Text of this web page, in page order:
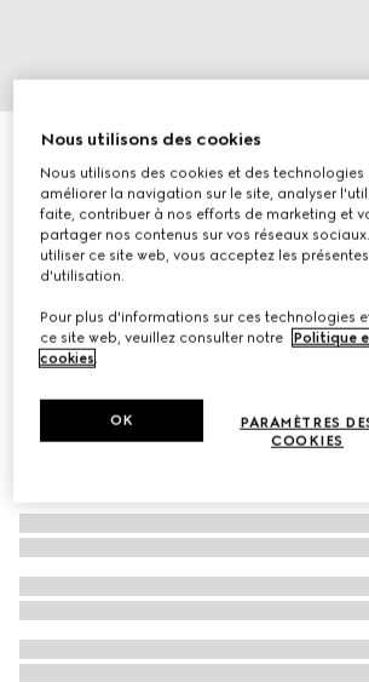
Lunettes de soleil rondes
CHF 470
Déclinaisons noir
Nous utilisons des cookies
Nous utilisons des cookies et des
améliorer la navigation sur le site, analyser
faite, contribuer à nos efforts de marketing et
partager nos contenus sur vos réseaux
utiliser ce site web, vous acceptez les
d'utilisation.
Pour plus d'informations sur ces technologies
ce site web, veuillez consulter notre
Politique
cookies.
PARAMÈTRES
COOKIES
OK